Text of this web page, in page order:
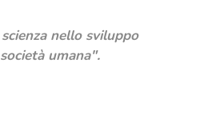
nello sviluppo
umana".